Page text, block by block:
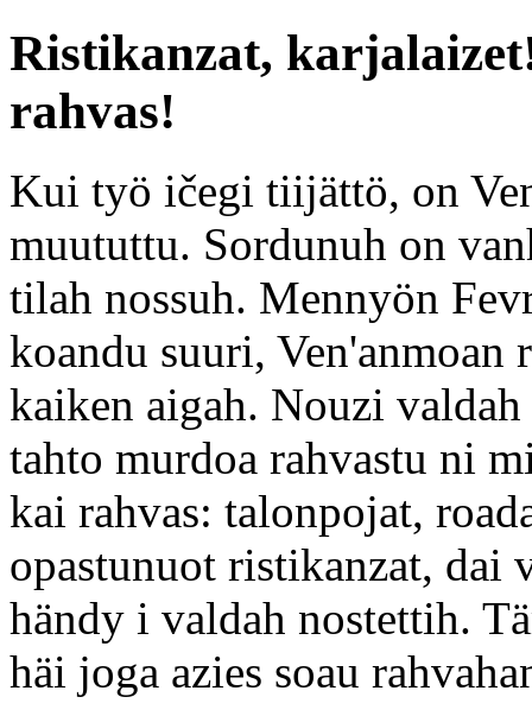
Ristikanzat,
rahvas!
Kui työ ičegi tiijättö, on
muututtu. Sordunuh on
tilah nossuh. Mennyön
koandu suuri, Ven'anmoan
kaiken aigah. Nouzi
tahto murdoa rahvastu ni
kai rahvas: talonpojat,
opastunuot ristikanzat, dai
händy i valdah nostettih.
häi joga azies soau